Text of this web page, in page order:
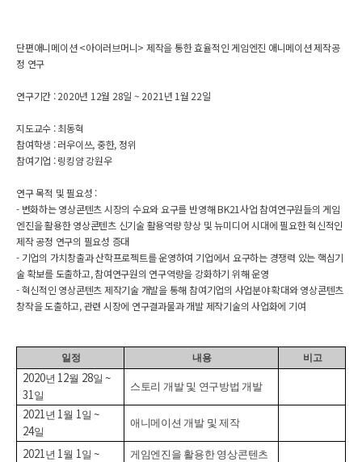
단편애니메이션 <아이러브머니> 제작을 통한 효율적인 게임엔진 애니메이션 제작공
정 연구
연구기간 : 2020년 12월 28일 ~ 2021년 1월 22일
지도교수 : 최동혁
참여학생 : 러우이쓰, 중한, 정위
참여기업 : 링킹얌 강원우
연구 목적 및 필요성 :
- 변화하는 영상콘텐츠 시장의 수요와 요구를 반영해 BK21사업 참여연구원들의 게임
엔진을 활용한 영상콘텐츠 신기술 활용역량 향상 및 뉴미디어 시대에 필요한 혁신적인
제작 공정 연구의 필요성 증대
- 기업의 가치창출과 산학프로젝트를 운영하여 기업에서 요구하는 경쟁력 있는 핵심기
술 확보를 도출하고, 참여연구원의 연구역량을 강화하기 위해 운영
- 혁신적인 영상콘텐츠 제작기술 개발을 통해 참여기업의 사업분야 확대와 영상콘텐츠
창작을 도출하고, 관련 시장에 연구결과물과 개발 제작기술의 사업화에 기여
일 정 내 용 비 고
2020년 12월 28일~
31일
스토리 개발 및 연구방법 개발
2021년 1월 1일~
24일
애니메이션 개발 및 제작
2021년 1월 1일~
게임엔진을 활용한 영상콘텐츠